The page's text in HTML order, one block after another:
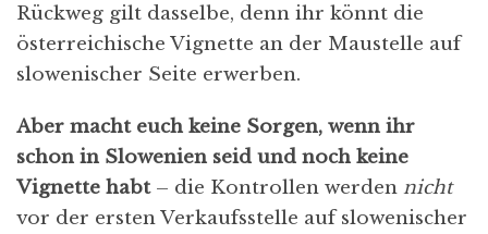
Rückweg gilt dasselbe, denn ihr könnt die
österreichische Vignette an der Maustelle auf
slowenischer Seite erwerben.
Aber macht euch keine Sorgen, wenn ihr
schon in Slowenien seid und noch keine
Vignette habt – die Kontrollen werden nicht
vor der ersten Verkaufsstelle auf slowenischer